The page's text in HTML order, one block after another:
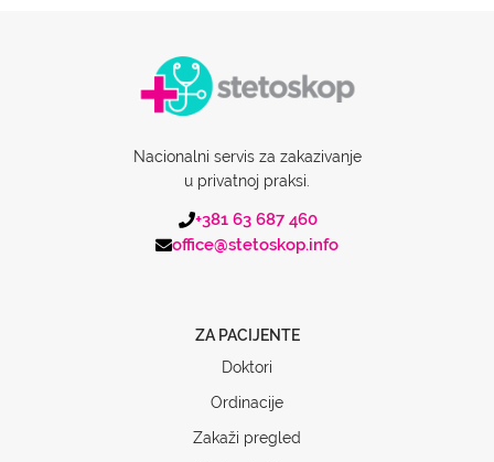
Nacionalni servis za zakazivanje
u privatnoj praksi.
+381 63 687 460
office@stetoskop.info
ZA PACIJENTE
Doktori
Ordinacije
Zakaži pregled